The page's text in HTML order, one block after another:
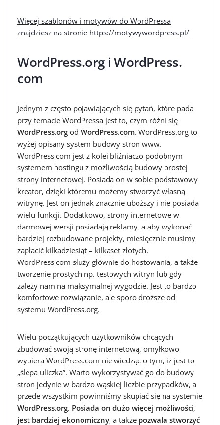
Więcej szablonów i motywów do WordPressa
znajdziesz na stronie https://motywywordpress.pl/
WordPress.org i WordPress.
com
Jednym z często pojawiających się pytań, które pada
przy temacie WordPressa jest to, czym różni się
WordPress.org od WordPress.com. WordPress.org to
wyżej opisany system budowy stron www.
WordPress.com jest z kolei bliźniaczo podobnym
systemem hostingu z możliwością budowy prostej
strony internetowej. Posiada on w sobie podstawowy
kreator, dzięki któremu możemy stworzyć własną
witrynę. Jest on jednak znacznie uboższy i nie posiada
wielu funkcji. Dodatkowo, strony internetowe w
darmowej wersji posiadają reklamy, a aby wykonać
bardziej rozbudowane projekty, miesięcznie musimy
zapłacić kilkadziesiąt – kilkaset złotych.
WordPress.com służy głównie do hostowania, a także
tworzenie prostych np. testowych witryn lub gdy
zależy nam na maksymalnej wygodzie. Jest to bardzo
komfortowe rozwiązanie, ale sporo droższe od
systemu WordPress.org.
Wielu początkujących użytkowników chcących
zbudować swoją stronę internetową, omyłkowo
wybiera WordPress.com nie wiedząc o tym, iż jest to
„ślepa uliczka”. Warto wykorzystywać go do budowy
stron jedynie w bardzo wąskiej liczbie przypadków, a
przede wszystkim powinniśmy skupiać się na systemie
WordPress.org. Posiada on dużo więcej możliwości,
jest bardziej ekonomiczny, a także pozwala stworzyć